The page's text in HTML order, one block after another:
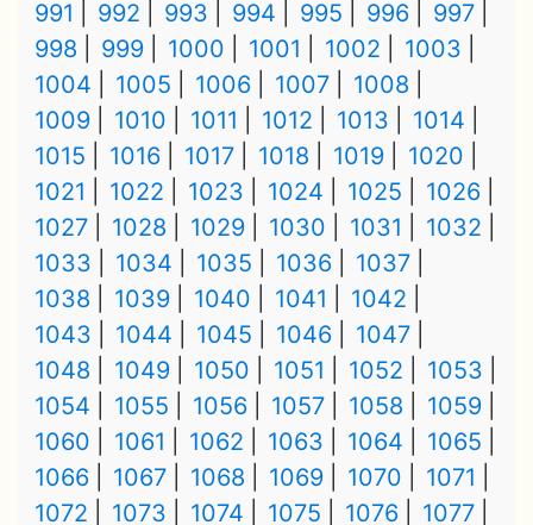
991
992 993 994 995 996
997
998
999 1000 1001 1002
1003
1004
1005 1006 1007
1008
1009
1010 1011 1012 1013
1014
1015
1016 1017 1018 1019
1020
1021
1022 1023 1024 1025
1026
1027
1028 1029 1030 1031
1032
1033
1034 1035 1036
1037
1038
1039 1040 1041
1042
1043
1044 1045 1046
1047
1048
1049 1050 1051 1052
1053
1054
1055 1056 1057 1058
1059
1060
1061 1062 1063 1064
1065
1066
1067 1068 1069 1070
1071
1072
1073 1074 1075 1076 1077